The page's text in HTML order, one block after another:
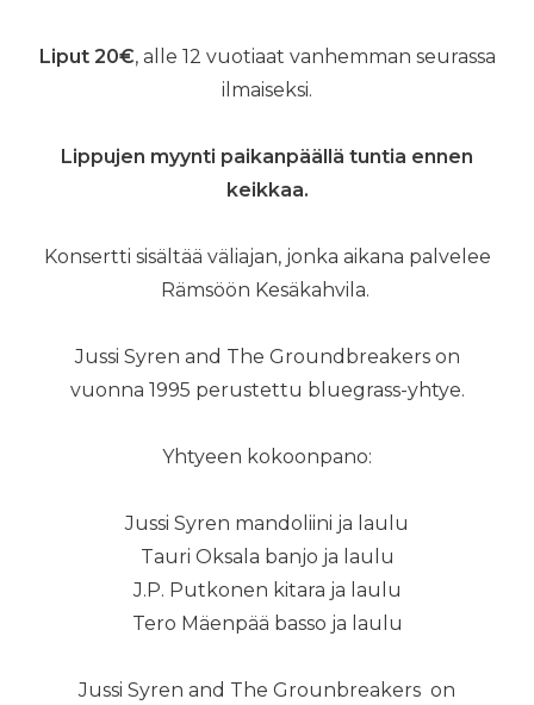
Liput 20€, alle 12 vuotiaat vanhemman seurassa
ilmaiseksi.
Lippujen myynti paikanpäällä tuntia ennen
keikkaa.
Konsertti sisältää väliajan, jonka aikana palvelee
Rämsöön Kesäkahvila.
Jussi Syren and The Groundbreakers on
vuonna 1995 perustettu bluegrass-yhtye.
Yhtyeen kokoonpano:
Jussi Syren mandoliini ja laulu
Tauri Oksala banjo ja laulu
J.P. Putkonen kitara ja laulu
Tero Mäenpää basso ja laulu
Jussi Syren and The Grounbreakers on